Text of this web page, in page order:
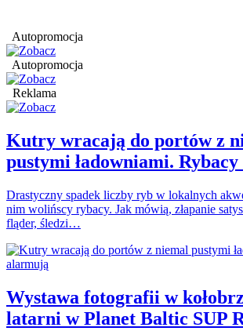
Autopromocja
Autopromocja
Reklama
Kutry wracają do portów z
pustymi ładowniami.
Drastyczny spadek liczby ryb w lokalnych
nim wolińscy rybacy. Jak mówią, złapanie
fląder, śledzi…
Wystawa fotografii w
latarni w Planet Baltic SUP